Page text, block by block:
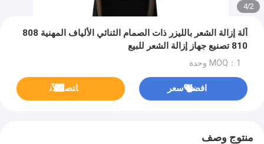
2
/
4
آلة إزالة الشعر بالليزر ذات الصمام الثنائي الألياف المهنية 808
810 تصنيع جهاز إزالة الشعر للبيع
MOQ：1 وحدة
افضل سعر ﺎﺘﺼﻟ ﺍﻶﻧ
منتوج وصف